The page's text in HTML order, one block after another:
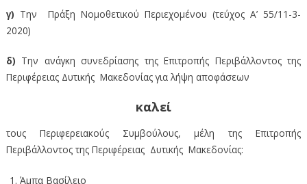
γ) Την Πράξη Νομοθετικού Περιεχομένου (τεύχος Α’ 55/11-3-
2020)
δ) Την ανάγκη συνεδρίασης της Επιτροπής Περιβάλλοντος της
Περιφέρειας Δυτικής Μακεδονίας για λήψη αποφάσεων
καλεί
τους Περιφερειακούς Συμβούλους, μέλη της Επιτροπής
Περιβάλλοντος της Περιφέρειας Δυτικής Μακεδονίας:
Άμπα Βασίλειο